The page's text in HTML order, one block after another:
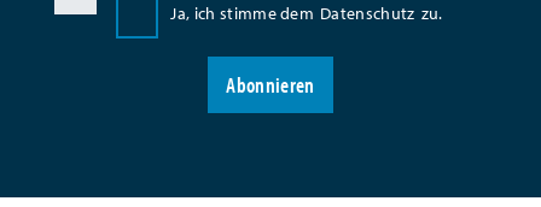
Ja, ich stimme dem Datenschutz zu.
Abonnieren